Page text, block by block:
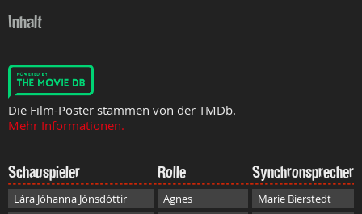
Inhalt
Die Film-Poster stammen von der TMDb.
Mehr Informationen.
Schauspieler Rolle Synchronsprecher
Lára Jóhanna Jónsdóttir Agnes
Marie Bierstedt